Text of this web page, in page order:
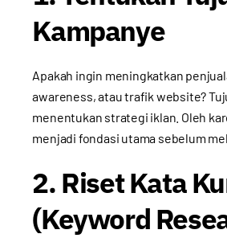
Kampanye
Apakah ingin meningkatkan
awareness, atau trafik website?
menentukan strategi iklan. Oleh
menjadi fondasi utama sebelum
2. Riset Kata
(Keyword